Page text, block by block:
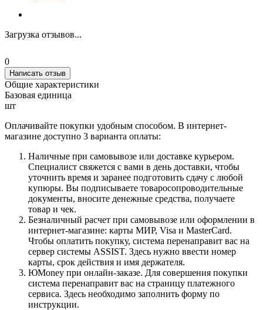
Загрузка отзывов...
0
Написать отзыв
Общие характеристики
Базовая единица
шт
Оплачивайте покупки удобным способом. В интернет-
магазине доступно 3 варианта оплаты:
Наличные при самовывозе или доставке курьером.
Специалист свяжется с вами в день доставки, чтобы
уточнить время и заранее подготовить сдачу с любой
купюры. Вы подписываете товаросопроводительные
документы, вносите денежные средства, получаете
товар и чек.
Безналичный расчет при самовывозе или оформлении в
интернет-магазине: карты МИР, Visa и MasterCard.
Чтобы оплатить покупку, система перенаправит вас на
сервер системы ASSIST. Здесь нужно ввести номер
карты, срок действия и имя держателя.
ЮMoney при онлайн-заказе. Для совершения покупки
система перенаправит вас на страницу платежного
сервиса. Здесь необходимо заполнить форму по
инструкции.